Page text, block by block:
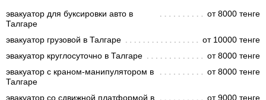
эвакуатор для буксировки авто в
Талгаре
от 8000 тенге
эвакуатор грузовой в Талгаре
от 10000 тенге
эвакуатор круглосуточно в Талгаре
от 8000 тенге
эвакуатор с краном-манипулятором в
Талгаре
от 8000 тенге
эвакуатор со сдвижной платформой в
от 9000 тенге